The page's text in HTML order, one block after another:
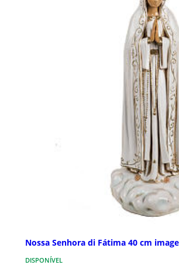
Nossa Senhora di Fátima 40 cm
DISPONÍVEL